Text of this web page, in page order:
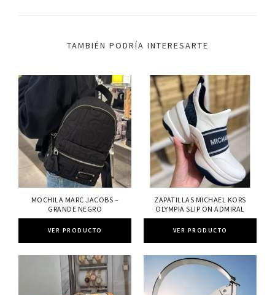
TAMBIÉN PODRÍA INTERESARTE
MOCHILA MARC JACOBS –
GRANDE NEGRO
VER PRODUCTO
ZAPATILLAS MICHAEL KORS
OLYMPIA SLIP ON ADMIRAL
VER PRODUCTO